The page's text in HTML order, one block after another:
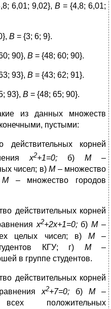
6,01; 9,02}, В = {4,8; 6,01;
В = {3; 6; 9}.
90}, В = {48; 60; 90}.
93}, В = {43; 62; 91}.
93}, В = {48; 65; 90}.
из данных множеств
пустыми:
корней
х2+1=0; б) М–
чисел; в)М– множество
М– множество городов
действительных корней
х2+2х+1=0;б)М –
целых чисел; в) М–
КГУ; г) М–
в группе студентов.
действительных корней
х2+7=0; б) М–
положительных